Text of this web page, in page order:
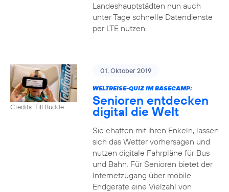
Landeshauptstädten nun auch
unter Tage schnelle Datendienste
per LTE nutzen.
Credits: Till Budde
01. Oktober 2019
WELTREISE-QUIZ IM BASECAMP:
Senioren entdecken
digital die Welt
Sie chatten mit ihren Enkeln, lassen
sich das Wetter vorhersagen und
nutzen digitale Fahrpläne für Bus
und Bahn. Für Senioren bietet der
Internetzugang über mobile
Endgeräte eine Vielzahl von